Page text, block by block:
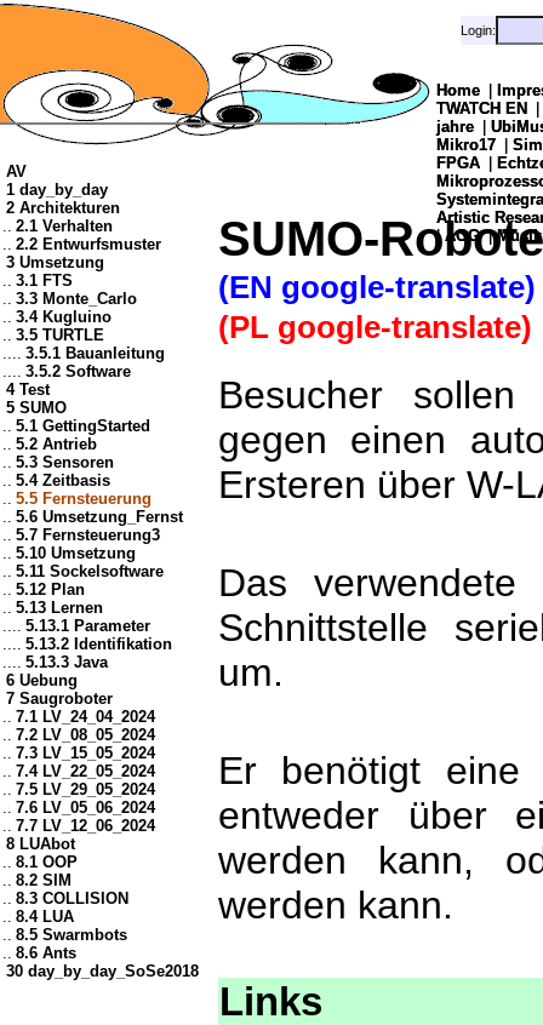
Home
TWATCH EN
jahre
Mikro17
FPGA
Artistic
|AOG |Musik
Login:
AV
1 day_by_day
2 Architekturen
.. 2.1 Verhalten
.. 2.2 Entwurfsmuster
3 Umsetzung
.. 3.1 FTS
.. 3.3 Monte_Carlo
.. 3.4 Kugluino
.. 3.5 TURTLE
.... 3.5.1 Bauanleitung
.... 3.5.2 Software
4 Test
5 SUMO
.. 5.1 GettingStarted
.. 5.2 Antrieb
.. 5.3 Sensoren
.. 5.4 Zeitbasis
.. 5.5 Fernsteuerung
.. 5.6 Umsetzung_Fernst
.. 5.7 Fernsteuerung3
.. 5.10 Umsetzung
.. 5.11 Sockelsoftware
.. 5.12 Plan
.. 5.13 Lernen
.... 5.13.1 Parameter
.... 5.13.2 Identifikation
.... 5.13.3 Java
6 Uebung
7 Saugroboter
.. 7.1 LV_24_04_2024
.. 7.2 LV_08_05_2024
.. 7.3 LV_15_05_2024
.. 7.4 LV_22_05_2024
.. 7.5 LV_29_05_2024
.. 7.6 LV_05_06_2024
.. 7.7 LV_12_06_2024
8 LUAbot
.. 8.1 OOP
.. 8.2 SIM
.. 8.3 COLLISION
.. 8.4 LUA
.. 8.5 Swarmbots
.. 8.6 Ants
30 day_by_day_SoSe2018
Home
TWATCH EN
jahre
Mikro17
FPGA
Artistic
|AOG |Musik
Login:
SUMO-
(EN google-translate)
(PL google-translate)
Besucher
gegen einen
Ersteren über W-
Das
Schnittstelle
um.
Er benötigt eine
entweder über
werden kann,
werden kann.
Links